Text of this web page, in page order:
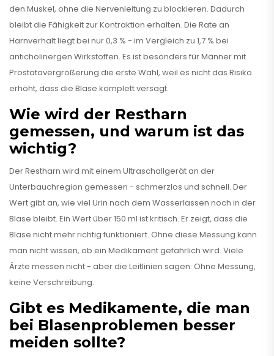
den Muskel, ohne die Nervenleitung zu blockieren. Dadurch
bleibt die Fähigkeit zur Kontraktion erhalten. Die Rate an
Harnverhalt liegt bei nur 0,3 % - im Vergleich zu 1,7 % bei
anticholinergen Wirkstoffen. Es ist besonders für Männer mit
Prostatavergrößerung die erste Wahl, weil es nicht das Risiko
erhöht, dass die Blase komplett versagt.
Wie wird der Restharn
gemessen, und warum ist das
wichtig?
Der Restharn wird mit einem Ultraschallgerät an der
Unterbauchregion gemessen - schmerzlos und schnell. Der
Wert gibt an, wie viel Urin nach dem Wasserlassen noch in der
Blase bleibt. Ein Wert über 150 ml ist kritisch. Er zeigt, dass die
Blase nicht mehr richtig funktioniert. Ohne diese Messung kann
man nicht wissen, ob ein Medikament gefährlich wird. Viele
Ärzte messen nicht - aber die Leitlinien sagen: Ohne Messung,
keine Verschreibung.
Gibt es Medikamente, die man
bei Blasenproblemen besser
meiden sollte?